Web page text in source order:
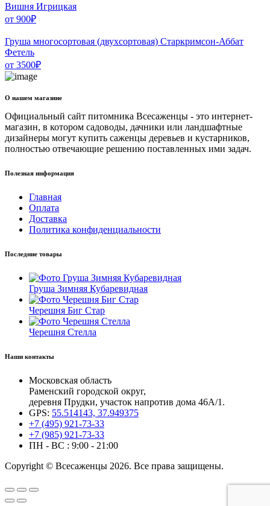
Вишня Игрицкая
от 900₽
Груша многосортовая (двухсортовая) Старкримсон-Аббат
Фетель
от 3500₽
О нашем магазине
Официальный сайт питомника Всесаженцы - это интернет-
магазин, в котором садоводы, дачники или ландшафтные
дизайнеры могут купить саженцы деревьев и кустарников,
полностью отвечающие решению поставленных ими задач.
Полезная информация
Главная
Оплата
Доставка
Политика конфиденциальности
Последние товары
Груша Зимняя Кубаревидная
Черешня Биг Стар
Черешня Стелла
Наши контакты
Московская область
Раменский городской округ,
деревня Прудки, участок напротив дома 46А/1.
GPS: 55.514143, 37.949375
+7 (495) 921-73-33
+7 (985) 921-73-33
ПН - ВС : 9:00 - 21:00
Copyright © Всесаженцы 2026. Все права защищены.